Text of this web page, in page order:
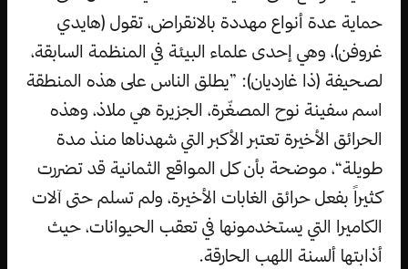
حماية عدة أنواع مهددة بالانقراض، تقول (هايدي
غروفن)، وهي إحدى علماء البيئة في المنظمة السابقة،
لصحيفة (ذا غارديان): ”يطلق الناس على هذه المنطقة
اسم سفينة نوح المصغّرة، الجزيرة هي ملاذ، وهذه
الحرائق الأخيرة تعتبر الأكبر التي شهدناها منذ مدة
طويلة“، موضحة بأن كل المواقع الثمانية قد تضررت
كثيراً بفعل حرائق الغابات الأخيرة، ولم تسلم حتى آلات
الكاميرا التي يستخدمونها في تعقب الحيوانات، حيث
أذابتها ألسنة اللهب الحارقة.